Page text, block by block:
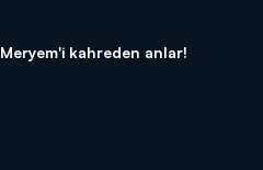
Meryem'i kahreden anlar!